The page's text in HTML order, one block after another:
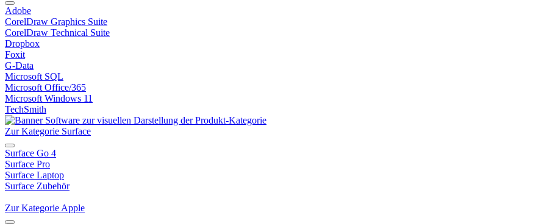
Adobe
CorelDraw Graphics Suite
CorelDraw Technical Suite
Dropbox
Foxit
G-Data
Microsoft SQL
Microsoft Office/365
Microsoft Windows 11
TechSmith
Zur Kategorie Surface
Surface Go 4
Surface Pro
Surface Laptop
Surface Zubehör
Zur Kategorie Apple